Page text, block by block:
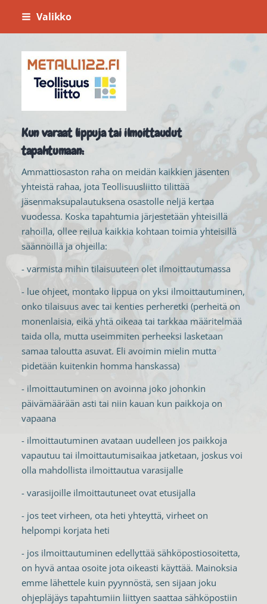
Siirry
Valikko
Metalli 122
Kun varaat lippuja tai ilmoittaudut
tapahtumaan:
Ammattiosaston raha on meidän kaikkien jäsenten
yhteistä rahaa, jota Teollisuusliitto tilittää
jäsenmaksupalautuksena osastolle neljä kertaa
vuodessa. Koska tapahtumia järjestetään yhteisillä
rahoilla, ollee reilua kaikkia kohtaan toimia yhteisillä
säännöillä ja ohjeilla:
- varmista mihin tilaisuuteen olet ilmoittautumassa
- lue ohjeet, montako lippua on yksi ilmoittautuminen,
onko tilaisuus avec tai kenties perheretki (perheitä on
monenlaisia, eikä yhtä oikeaa tai tarkkaa määritelmää
taida olla, mutta useimmiten perheeksi lasketaan
samaa taloutta asuvat. Eli avoimin mielin mutta
pidetään kuitenkin homma hanskassa)
- ilmoittautuminen on avoinna joko johonkin
päivämäärään asti tai niin kauan kun paikkoja on
vapaana
- ilmoittautuminen avataan uudelleen jos paikkoja
vapautuu tai ilmoittautumisaikaa jatketaan, joskus voi
olla mahdollista ilmoittautua varasijalle
- varasijoille ilmoittautuneet ovat etusijalla
- jos teet virheen, ota heti yhteyttä, virheet on
helpompi korjata heti
- jos ilmoittautuminen edellyttää sähköpostiosoitetta,
on hyvä antaa osoite jota oikeasti käyttää. Mainoksia
emme lähettele kuin pyynnöstä, sen sijaan joku
ohjepläjäys tapahtumiin liittyen saattaa sähköpostiin